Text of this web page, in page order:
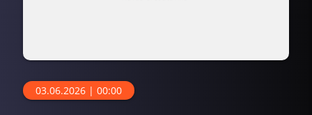
03.06.2026 | 00:00